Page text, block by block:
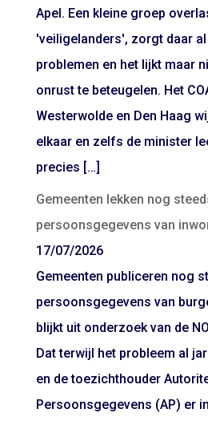
Apel. Een kleine groep
'veiligelanders', zorgt daar
problemen en het lijkt maar
onrust te beteugelen. Het
Westerwolde en Den Haag
elkaar en zelfs de minister
precies […]
Gemeenten lekken nog
persoonsgegevens van
17/07/2026
Gemeenten publiceren nog
persoonsgegevens van
blijkt uit onderzoek van de
Dat terwijl het probleem al
en de toezichthouder
Persoonsgegevens (AP) er